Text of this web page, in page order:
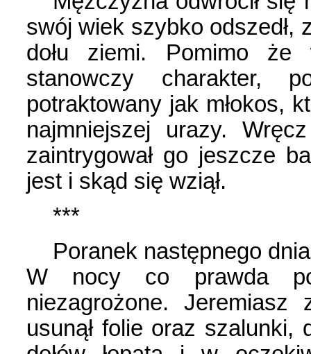
swój wiek szybko odszedł,
dołu ziemi. Pomimo że
stanowczy charakter,
potraktowany jak młokos,
najmniejszej urazy.
zaintrygował go jeszcze
jest i skąd się wziął.
***
Poranek następnego
W nocy co prawda
niezagrożone.
usunął folie oraz szalunki,